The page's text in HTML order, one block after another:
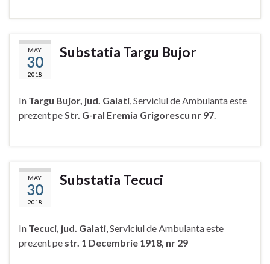
MAY
30
2018
Substatia Targu Bujor
In Targu Bujor, jud. Galati, Serviciul de Ambulanta este
prezent peStr. G-ral Eremia Grigorescu nr 97.
MAY
30
2018
Substatia Tecuci
In Tecuci, jud. Galati, Serviciul de Ambulanta este
prezent pe str. 1 Decembrie 1918, nr 29